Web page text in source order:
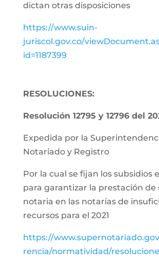
dictan otras disposiciones
https://www.suin-
juriscol.gov.co/
id=1187399
RESOLUCIONES:
Resolución 12795 y 12796 del
Expedida por la
Notariado y Registro
Por la cual se fijan los subsidios
para garantizar la prestación de
notaria en las notarías de
recursos para el 2021
https://
rencia/normatividad/